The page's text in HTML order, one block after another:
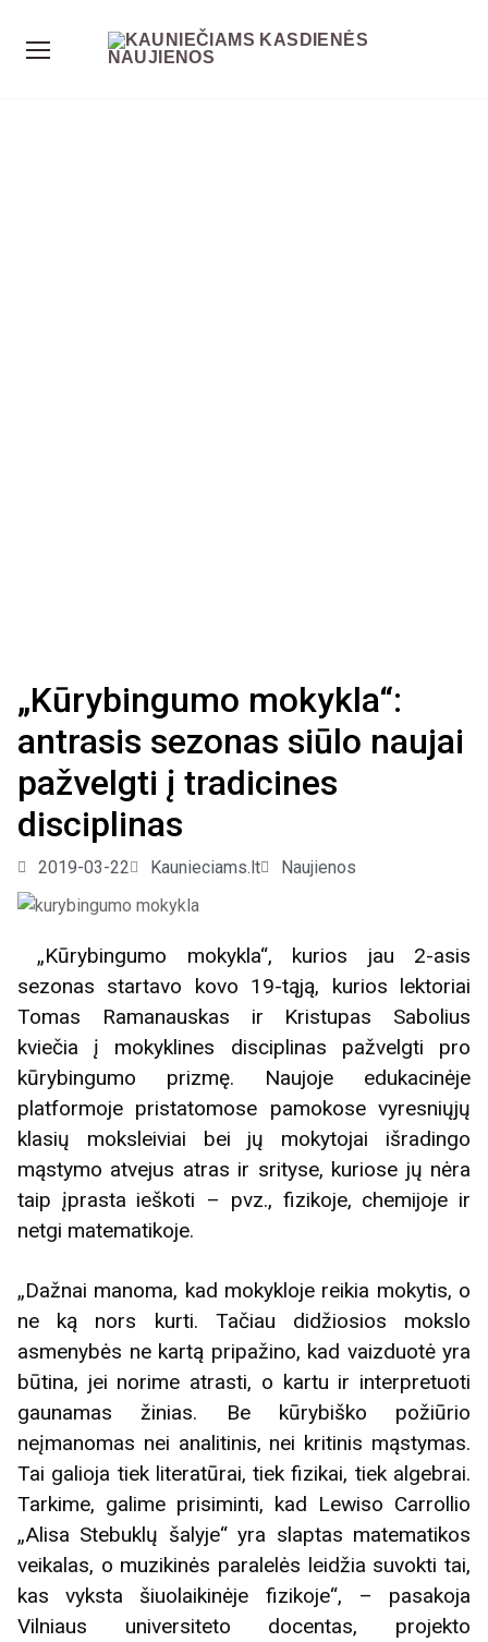
„Kūrybingumo mokykla“:
antrasis sezonas siūlo naujai
pažvelgti į tradicines
disciplinas
2019-03-22 Kaunieciams.lt Naujienos
„Kūrybingumo mokykla“, kurios jau 2-asis
sezonas startavo kovo 19-tąją, kurios lektoriai
Tomas Ramanauskas ir Kristupas Sabolius
kviečia į mokyklines disciplinas pažvelgti pro
kūrybingumo prizmę. Naujoje edukacinėje
platformoje pristatomose pamokose vyresniųjų
klasių moksleiviai bei jų mokytojai išradingo
mąstymo atvejus atras ir srityse, kuriose jų nėra
taip įprasta ieškoti – pvz., fizikoje, chemijoje ir
netgi matematikoje.
„Dažnai manoma, kad mokykloje reikia mokytis, o
ne ką nors kurti. Tačiau didžiosios mokslo
asmenybės ne kartą pripažino, kad vaizduotė yra
būtina, jei norime atrasti, o kartu ir interpretuoti
gaunamas žinias. Be kūrybiško požiūrio
neįmanomas nei analitinis, nei kritinis mąstymas.
Tai galioja tiek literatūrai, tiek fizikai, tiek algebrai.
Tarkime, galime prisiminti, kad Lewiso Carrollio
„Alisa Stebuklų šalyje“ yra slaptas matematikos
veikalas, o muzikinės paralelės leidžia suvokti tai,
kas vyksta šiuolaikinėje fizikoje“, – pasakoja
Vilniaus universiteto docentas, projekto